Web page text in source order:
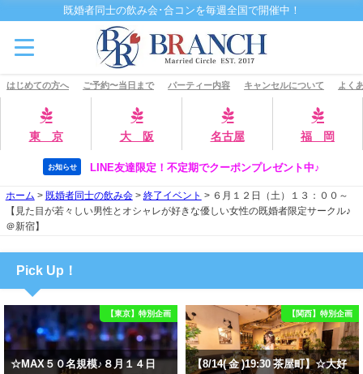
既婚者同士の飲み会･合コンを毎週全国で開催中！
はじめての方へ ご予約〜当日まで パーティー内容 キャンセルについて よく
東 京 大 阪 名古屋 福 岡
お知らせ LINE友達限定！不定期でクーポンプレゼント中♪
ホーム > 既婚者同士の飲み会> 終了イベント > ６月１２日（土）１３：００～
【見た目が若々しい男性とオシャレが好きな優しい女性の既婚者限定サークル♪
＠新宿】
Pick Up！
【東京】特別企画
☆MAX５０名規模♪８月１４日
【関西】特別企画
【8/14( 金 )19:30 茶屋町】☆大好